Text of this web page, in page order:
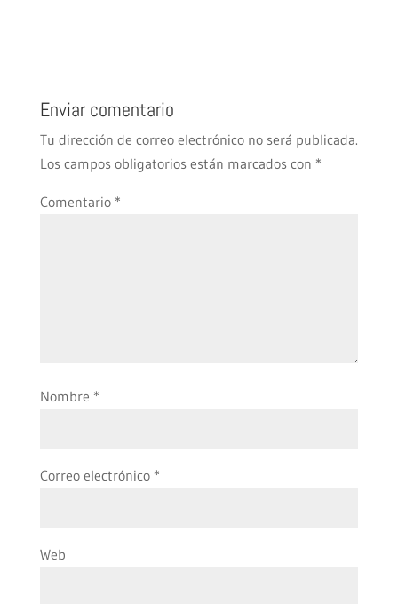
Enviar comentario
Tu dirección de correo electrónico no será publicada.
Los campos obligatorios están marcados con *
Comentario *
Nombre *
Correo electrónico *
Web